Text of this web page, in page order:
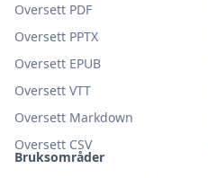
Bruksområder
Oversett PDF
Oversett PPTX
Oversett EPUB
Oversett VTT
Oversett Markdown
Oversett CSV